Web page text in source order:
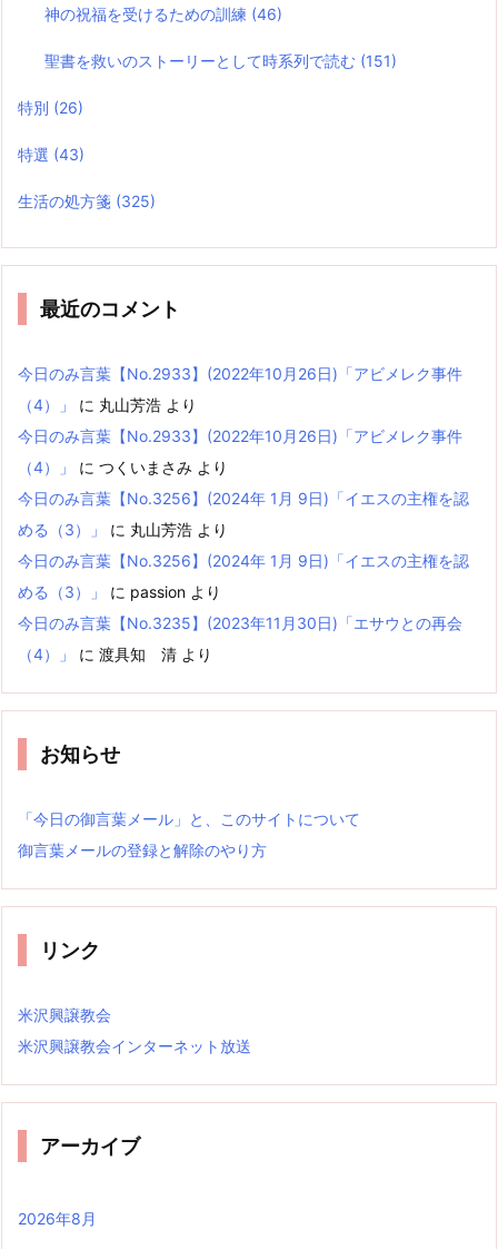
神の祝福を受けるための訓練 (46)
聖書を救いのストーリーとして時系列で読む (151)
特別 (26)
特選 (43)
生活の処方箋 (325)
最近のコメント
今日のみ言葉【No.2933】(2022年10月26日)「アビメレク事件
（4）」
に 丸山芳浩 より
今日のみ言葉【No.2933】(2022年10月26日)「アビメレク事件
（4）」
に つくいまさみ より
今日のみ言葉【No.3256】(2024年 1月 9日)「イエスの主権を認
める（3）」
に 丸山芳浩 より
今日のみ言葉【No.3256】(2024年 1月 9日)「イエスの主権を認
める（3）」
に passion より
今日のみ言葉【No.3235】(2023年11月30日)「エサウとの再会
（4）」
に 渡具知 清 より
お知らせ
「今日の御言葉メール」と、このサイトについて
御言葉メールの登録と解除のやり方
リンク
米沢興譲教会
米沢興譲教会インターネット放送
アーカイブ
2026年8月